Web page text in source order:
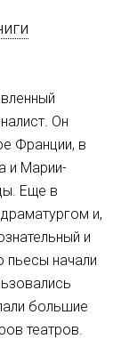
Он
Франции, в
и Марии-
Еще в
и,
и
пьесы начали
большие
театров.